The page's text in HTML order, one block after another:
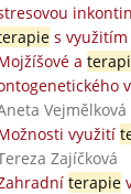
s využitím
a
Vejmělková
využití
Zajíčková
terapie